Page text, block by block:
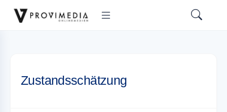
Zustandsschätzung